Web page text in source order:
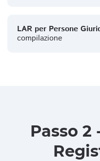
LAR per Persone
compilazione
Passo 2